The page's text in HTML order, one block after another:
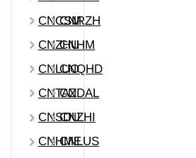
CNCSM
CNRZH
CNZHU
CNHM
CNLUOCNQHD
CNTAZCNDAL
CNSDU
CNZHI
CNHME
CNLUS